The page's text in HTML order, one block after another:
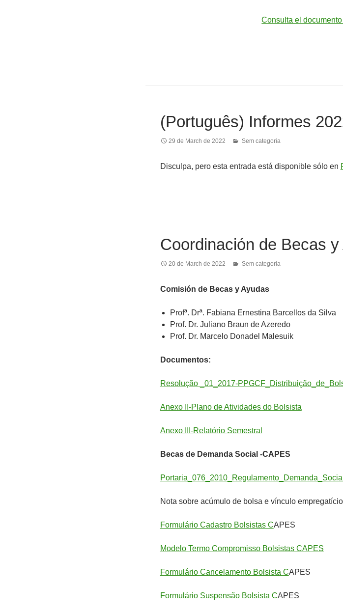
Consulta el
(Português) Informes
29 de March de 2022 Sem categoria
Disculpa, pero esta entrada está disponible sólo en
Coordinación de Becas y
20 de March de 2022 Sem categoria
Comisión de Becas y Ayudas
Profª. Drª. Fabiana Ernestina Barcellos da Silva
Prof. Dr. Juliano Braun de Azeredo
Prof. Dr. Marcelo Donadel Malesuik
Documentos:
Resolução _01_2017-
Anexo II-Plano de Atividades do Bolsista
Anexo III-Relatório Semestral
Becas de Demanda Social -CAPES
Portaria_076_2010_Regulamento_Demanda_Social
Nota sobre acúmulo de bolsa e vínculo
Formulário Cadastro Bolsistas CAPES
Modelo Termo Compromisso Bolsistas CAPES
Formulário Cancelamento Bolsista CAPES
Formulário Suspensão Bolsista CAPES